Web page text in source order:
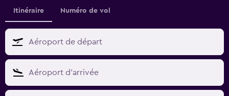
Itinéraire Numéro de vol